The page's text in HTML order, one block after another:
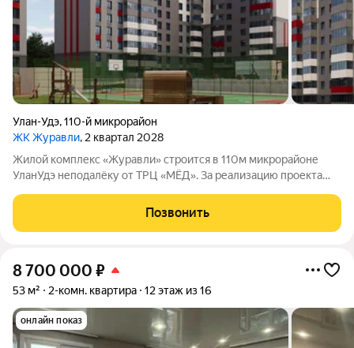
Улан-Удэ,110-й микрорайон
ЖК Журавли, 2 квартал 2028
Жилой комплекс «Журавли» строится в 110м микрорайоне
УланУдэ неподалёку от ТРЦ «МЁД». За реализацию проекта
Строительная корпорация Республики Бурятия. Что ждёт
Позвонить
8 700 000 ₽
53 м² 2-комн. квартира 12 этаж из 16
онлайн показ